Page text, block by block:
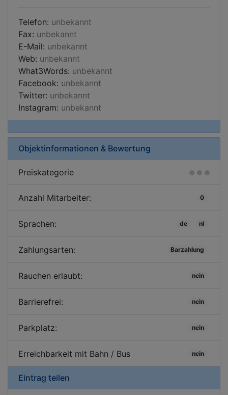
Telefon: unbekannt
Fax: unbekannt
E-Mail: unbekannt
Web: unbekannt
What3Words: unbekannt
Facebook: unbekannt
Twitter: unbekannt
Instagram: unbekannt
Objektinformationen & Bewertung
Preiskategorie
Anzahl Mitarbeiter: 0
Sprachen: de nl
Zahlungsarten: Barzahlung
Rauchen erlaubt: nein
Barrierefrei: nein
Parkplatz: nein
Erreichbarkeit mit Bahn / Bus nein
Eintrag teilen